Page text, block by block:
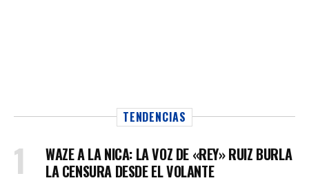
TENDENCIAS
WAZE A LA NICA: LA VOZ DE «REY» RUIZ BURLA
LA CENSURA DESDE EL VOLANTE